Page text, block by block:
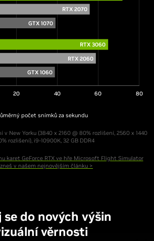
20 40 60 80
RTX 2070
GTX 1070
RTX 3060
RTX 2060
GTX 1060
počet snímků za sekundu
New Yorku (3840 x 2160 @ 80% rozlišení, 2560 x 1440
rozlišení), i9-10900K, 32 GB DDR4
karet GeForce RTX ve hře Microsoft Flight Simulator
v našem nejnovějším článku >
se do nových výšin
věrnosti
se do nových výšin
věrnosti